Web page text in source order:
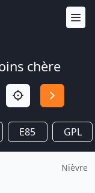
chère
E85 GPL
Nièvre